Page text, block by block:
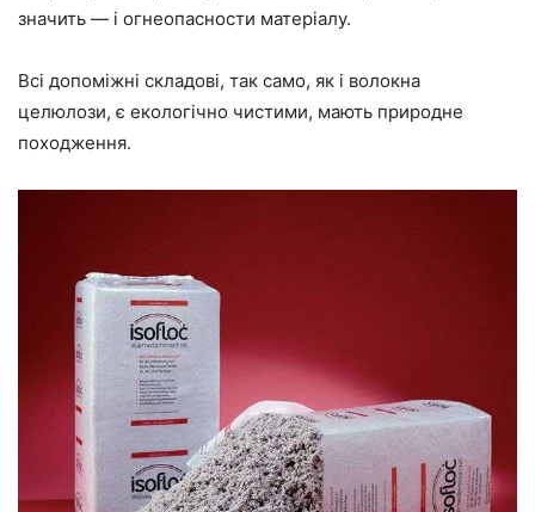
значить — і огнеопасности матеріалу.
Всі допоміжні складові, так само, як і волокна
целюлози, є екологічно чистими, мають природне
походження.